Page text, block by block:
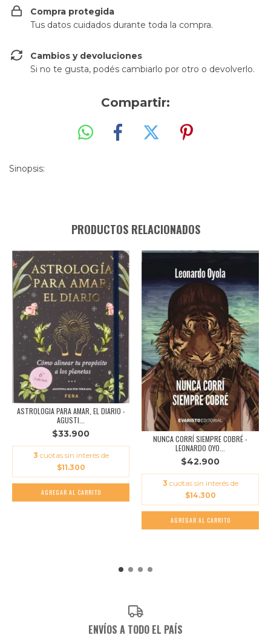
Compra protegida
Tus datos cuidados durante toda la compra.
Cambios y devoluciones
Si no te gusta, podés cambiarlo por otro o devolverlo.
Compartir:
Sinopsis:
PRODUCTOS RELACIONADOS
ASTROLOGIA PARA AMAR, EL DIARIO -
AGUSTI...
$33.900
3 cuotas sin interés de
$11.300
NUNCA CORRÍ SIEMPRE COBRÉ -
LEONARDO OYO...
$42.900
3 cuotas sin interés de
$14.300
ENVÍOS A TODO EL PAÍS